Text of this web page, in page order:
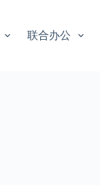
联合办公